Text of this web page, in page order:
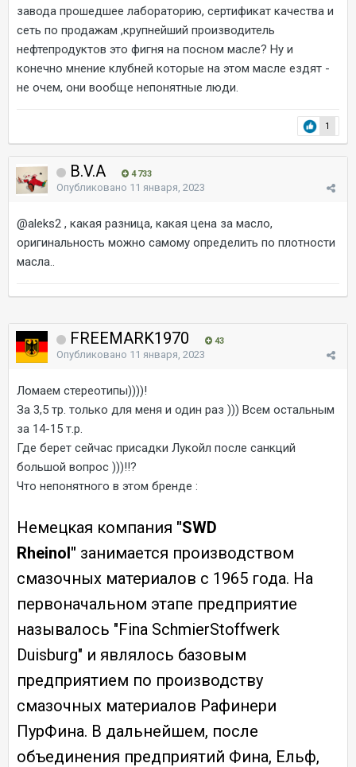
завода прошедшее лабораторию, сертификат качества и
сеть по продажам ,крупнейший производитель
нефтепродуктов это фигня на посном масле? Ну и
конечно мнение клубней которые на этом масле ездят -
не очем, они вообще непонятные люди.
1
B.V.A 4 733
Опубликовано 11 января, 2023
@aleks2 , какая разница, какая цена за масло,
оригинальность можно самому определить по плотности
масла..
FREEMARK1970 43
Опубликовано 11 января, 2023
Ломаем стереотипы))))!
За 3,5 тр. только для меня и один раз ))) Всем остальным
за 14-15 т.р.
Где берет сейчас присадки Лукойл после санкций
большой вопрос )))!!?
Что непонятного в этом бренде :
Немецкая компания "SWD
Rheinol" занимается производством
смазочных материалов с 1965 года. На
первоначальном этапе предприятие
называлось "Fina SchmierStoffwerk
Duisburg" и являлось базовым
предприятием по производству
смазочных материалов Рафинери
ПурФина. В дальнейшем, после
объединения предприятий Фина, Ельф,